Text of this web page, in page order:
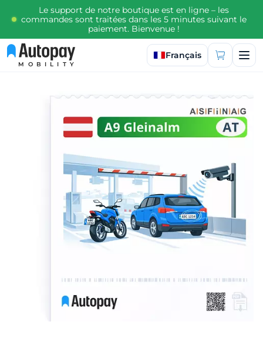
Le support de notre boutique est en ligne – les
commandes sont traitées dans les 5 minutes suivant le
paiement. Bienvenue !
MOBILITY
Sélectionner la langue
Français